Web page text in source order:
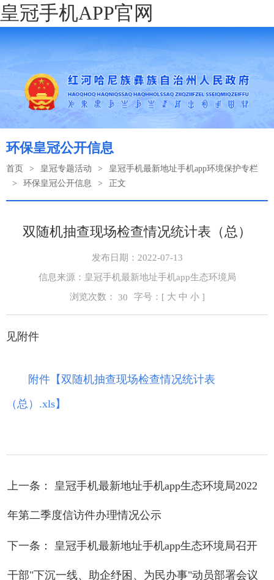
皇冠手机APP官网
环保皇冠公开信息
首页 > 皇冠专题活动 >
皇冠手机最新地址手机app环境保护专栏
>
环保皇冠公开信息 > 正文
双随机抽查现场检查情况统计表（总）
发布日期：2022-07-13
信息来源：皇冠手机最新地址手机app生态环境局
浏览次数： 30 字号：[ 大 中 小]
见附件
附件【双随机抽查现场检查情况统计表
（总）.xls】
上一条： 皇冠手机最新地址手机app生态环境局2022
年第二季度信访件办理情况公示
下一条： 皇冠手机最新地址手机app生态环境局召开
干部"下沉一线、助企纾困、为民办事"动员部署会议